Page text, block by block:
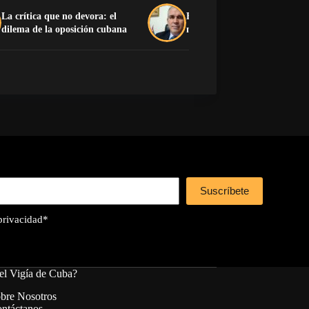
La crítica que no devora: el
dilema de la oposición cubana
El pedido desesperado de un
muerto
Suscríbete
*
Vigía de Cuba?
Nosotros